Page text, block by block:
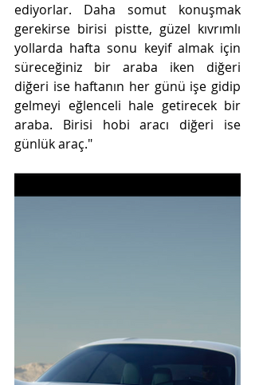
ediyorlar. Daha somut konuşmak
gerekirse birisi pistte, güzel kıvrımlı
yollarda hafta sonu keyif almak için
süreceğiniz bir araba iken diğeri
diğeri ise haftanın her günü işe gidip
gelmeyi eğlenceli hale getirecek bir
araba. Birisi hobi aracı diğeri ise
günlük araç."